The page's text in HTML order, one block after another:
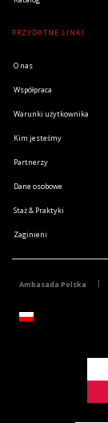
PRZYDATNE LINKI
O nas
Współpraca
Warunki użytkownika
Kim jesteśmy
Partnerzy
Dane osobowe
Staż & Praktyki
Zaginieni
Ambasada Polska